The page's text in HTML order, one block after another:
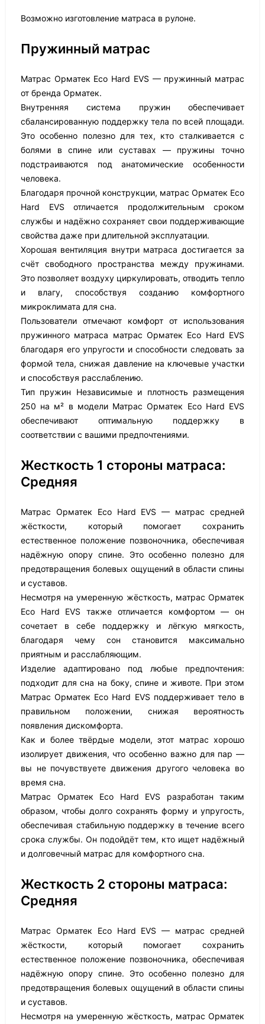
Возможно изготовление матраса в рулоне.
Пружинный матрас
Матрас Орматек Eco Hard EVS — пружинный матрас
от бренда Орматек.
Внутренняя система пружин обеспечивает
сбалансированную поддержку тела по всей площади.
Это особенно полезно для тех, кто сталкивается с
болями в спине или суставах — пружины точно
подстраиваются под анатомические особенности
человека.
Благодаря прочной конструкции, матрас Орматек Eco
Hard EVS отличается продолжительным сроком
службы и надёжно сохраняет свои поддерживающие
свойства даже при длительной эксплуатации.
Хорошая вентиляция внутри матраса достигается за
счёт свободного пространства между пружинами.
Это позволяет воздуху циркулировать, отводить тепло
и влагу, способствуя созданию комфортного
микроклимата для сна.
Пользователи отмечают комфорт от использования
пружинного матраса матрас Орматек Eco Hard EVS
благодаря его упругости и способности следовать за
формой тела, снижая давление на ключевые участки
и способствуя расслаблению.
Тип пружин Независимые и плотность размещения
250 на м² в модели Матрас Орматек Eco Hard EVS
обеспечивают оптимальную поддержку в
соответствии с вашими предпочтениями.
Жесткость 1 стороны матраса:
Средняя
Матрас Орматек Eco Hard EVS — матрас средней
жёсткости, который помогает сохранить
естественное положение позвоночника, обеспечивая
надёжную опору спине. Это особенно полезно для
предотвращения болевых ощущений в области спины
и суставов.
Несмотря на умеренную жёсткость, матрас Орматек
Eco Hard EVS также отличается комфортом — он
сочетает в себе поддержку и лёгкую мягкость,
благодаря чему сон становится максимально
приятным и расслабляющим.
Изделие адаптировано под любые предпочтения:
подходит для сна на боку, спине и животе. При этом
Матрас Орматек Eco Hard EVS поддерживает тело в
правильном положении, снижая вероятность
появления дискомфорта.
Как и более твёрдые модели, этот матрас хорошо
изолирует движения, что особенно важно для пар —
вы не почувствуете движения другого человека во
время сна.
Матрас Орматек Eco Hard EVS разработан таким
образом, чтобы долго сохранять форму и упругость,
обеспечивая стабильную поддержку в течение всего
срока службы. Он подойдёт тем, кто ищет надёжный
и долговечный матрас для комфортного сна.
Жесткость 2 стороны матраса:
Средняя
Матрас Орматек Eco Hard EVS — матрас средней
жёсткости, который помогает сохранить
естественное положение позвоночника, обеспечивая
надёжную опору спине. Это особенно полезно для
предотвращения болевых ощущений в области спины
и суставов.
Несмотря на умеренную жёсткость, матрас Орматек